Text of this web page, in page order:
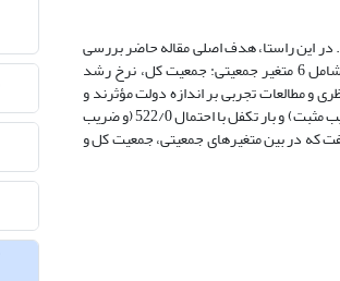
این راستا، هدف اصلی مقاله حاضر بررسی
تأثیر متغیرهای جمعیتی بر اندازه دولت در ایران طی سال‌های 1391-1358 است. به این منظور از اطلاعات و داده‌های آماری 18 متغیر (شامل 6 متغیر جمعیتی: جمعیت کل، نرخ رشد
اقتصادی و 4 متغیر سیاسی) که براساس مبانی نظری و مطالعات تجربی بر اندازه دولت مؤثرند و
رویکرد متوسط‌گیری بیزی، استفاده شده است. نتایج نشان می‌دهد که در بین متغیرهای جمعیتی تأثیر جمعیت کل با احتمال 955/0 (و ضریب مثبت) و بار تکفل با احتمال 522/0 (و ضریب
که در بین متغیرهای جمعیتی، جمعیت کل و